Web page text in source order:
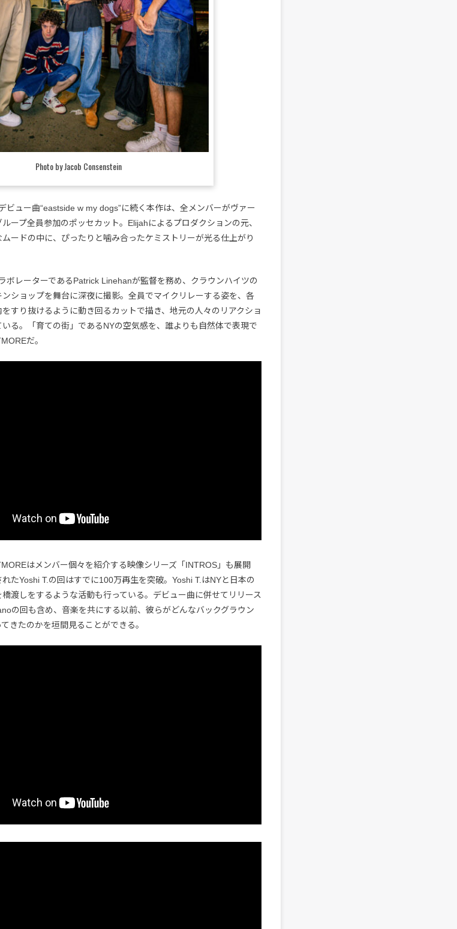
Photo by Jacob Consenstein
ビュー曲“eastside w my dogs”に続く本作は、全メンバーがヴァー
ープ全員参加のポッセカット。Elijahによるプロダクションの元、
ムードの中に、ぴったりと噛み合ったケミストリーが光る仕上がり
ボレーターであるPatrick Linehanが監督を務め、クラウンハイツの
ンショップを舞台に深夜に撮影。全員でマイクリレーする姿を、各
をすり抜けるように動き回るカットで描き、地元の人々のリアクショ
いる。「育ての街」であるNYの空気感を、誰よりも自然体で表現で
だ。
はメンバー個々を紹介する映像シリーズ「INTROS」も展開
たYoshi T.の回はすでに100万再生を突破。Yoshi T.はNYと日本の
橋渡しをするような活動も行っている。デビュー曲に併せてリリース
の回も含め、音楽を共にする以前、彼らがどんなバックグラウン
てきたのかを垣間見ることができる。